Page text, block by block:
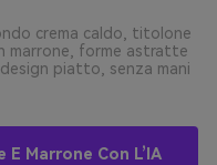
crema caldo, titolone
marrone, forme astratte
piatto, senza mani
Marrone Con L’IA